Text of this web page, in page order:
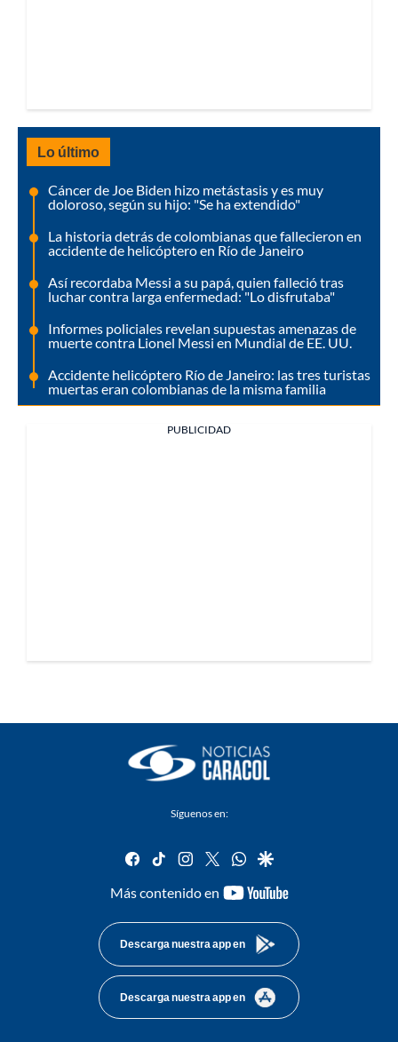
Lo último
Cáncer de Joe Biden hizo metástasis y es muy
doloroso, según su hijo: "Se ha extendido"
La historia detrás de colombianas que fallecieron en
accidente de helicóptero en Río de Janeiro
Así recordaba Messi a su papá, quien falleció tras
luchar contra larga enfermedad: "Lo disfrutaba"
Informes policiales revelan supuestas amenazas de
muerte contra Lionel Messi en Mundial de EE. UU.
Accidente helicóptero Río de Janeiro: las tres turistas
muertas eran colombianas de la misma familia
PUBLICIDAD
Síguenos en:
facebook
tiktok instagram
twitterwhatsapp
google
Más contenido en
youtube-
Descarga nuestra app en
Descarga nuestra app en